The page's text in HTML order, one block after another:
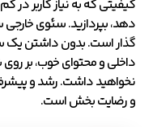
کیفیتی که به نیاز کاربر
دهد، بپردازید. سئوی خارجی
گذار است. بدون داشتن یک
داخلی و محتوای خوب، بر
نخواهید داشت. رشد و
و رضایت بخش است.